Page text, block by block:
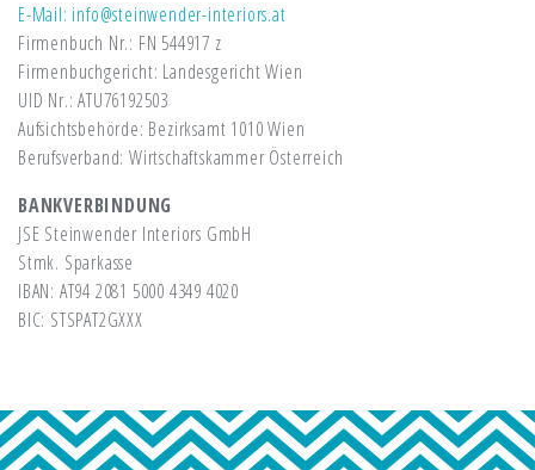
E-Mail: info@steinwender-interiors.at
Firmenbuch Nr.: FN 544917 z
Firmenbuchgericht: Landesgericht Wien
UID Nr.: ATU76192503
Aufsichtsbehörde: Bezirksamt 1010 Wien
Berufsverband: Wirtschaftskammer Österreich
BANKVERBINDUNG
JSE Steinwender Interiors GmbH
Stmk. Sparkasse
IBAN: AT94 2081 5000 4349 4020
BIC: STSPAT2GXXX